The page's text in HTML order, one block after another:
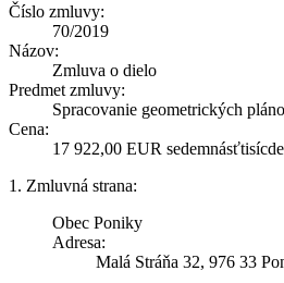
Číslo zmluvy:
70/2019
Názov:
Zmluva o dielo
Predmet zmluvy:
Spracovanie geometrických
Cena:
17 922,00 EUR
1. Zmluvná strana:
Obec Poniky
Adresa:
Malá Stráňa 32, 976 33